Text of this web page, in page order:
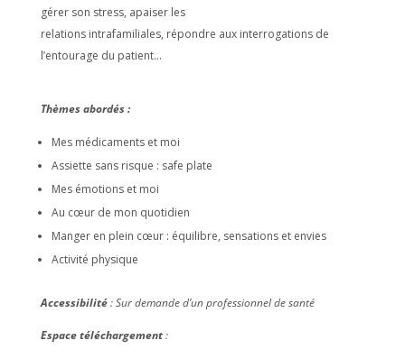
gérer son stress, apaiser les
relations intrafamiliales, répondre aux interrogations de
l’entourage du patient…
Thèmes abordés :
Mes médicaments et moi
Assiette sans risque : safe plate
Mes émotions et moi
Au cœur de mon quotidien
Manger en plein cœur : équilibre, sensations et envies
Activité physique
Accessibilité: Sur demande d’un professionnel de santé
Espace téléchargement: